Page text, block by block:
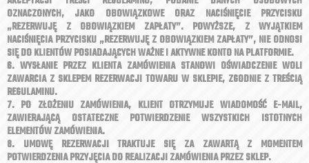
OZNACZONYCH, JAKO OBOWIĄZKOWE ORAZ NACIŚNIĘCIE PRZYCISKU
„REZERWUJĘ Z OBOWIĄZKIEM ZAPŁATY”. POWYŻSZE, Z WYJĄTKIEM
NACIŚNIĘCIA PRZYCISKU „REZERWUJĘ Z OBOWIĄZKIEM ZAPŁATY”, NIE ODNOSI
SIĘ DO KLIENTÓW POSIADAJĄCYCH WAŻNE I AKTYWNE KONTO NA PLATFORMIE.
6. WYSŁANIE PRZEZ KLIENTA ZAMÓWIENIA STANOWI OŚWIADCZENIE WOLI
ZAWARCIA Z SKLEPEM REZERWACJI TOWARU W SKLEPIE, ZGODNIE Z TREŚCIĄ
REGULAMINU.
7. PO ZŁOŻENIU ZAMÓWIENIA, KLIENT OTRZYMUJE WIADOMOŚĆ E-MAIL,
ZAWIERAJĄCĄ OSTATECZNE POTWIERDZENIE WSZYSTKICH ISTOTNYCH
ELEMENTÓW ZAMÓWIENIA.
8. UMOWĘ REZERWACJI TRAKTUJE SIĘ ZA ZAWARTĄ Z MOMENTEM
POTWIERDZENIA PRZYJĘCIA DO REALIZACJI ZAMÓWIENIA PRZEZ SKLEP.